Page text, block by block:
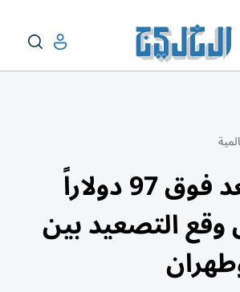
النفط يصعد فوق 97 دولاراً
التصعيد بين